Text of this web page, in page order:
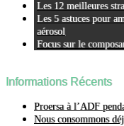
Les 12 meilleures
Les 5 astuces pour
aérosol
Focus sur le
Informations Récents
Proersa à l’ADF
Nous consommons